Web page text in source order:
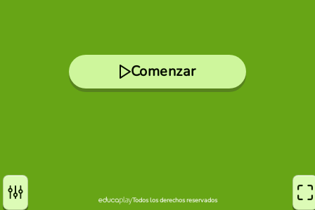
Comenzar
Todos los derechos reservados